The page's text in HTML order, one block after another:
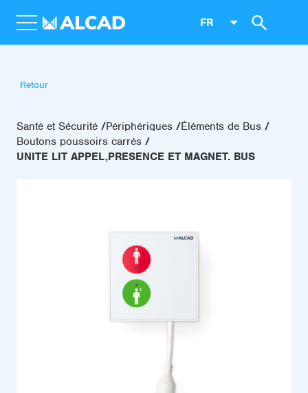
FR
Retour
Santé et Sécurité Périphériques
Éléments de Bus
Boutons poussoirs carrés
UNITE LIT APPEL,PRESENCE ET MAGNET. BUS